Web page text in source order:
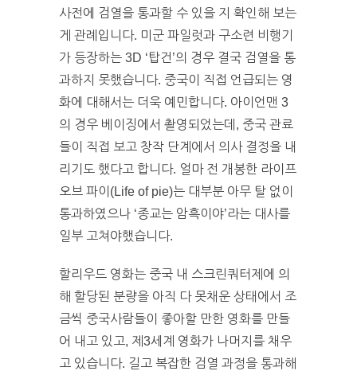
사전에 검열을 통과할 수 있을 지 확인해 보는
게 관례입니다. 미군 파일럿과 구소련 비행기
가 등장하는 3D ‘탑건’의 경우 결국 검열을 통
과하지 못했습니다. 중국이 직접 언급되는 영
화에 대해서는 더욱 예민합니다. 아이언맨 3
의 경우 베이징에서 촬영되었는데, 중국 관료
들이 직접 보고 창작 단계에서 의사 결정을 내
리기도 했다고 합니다. 얼마 전 개봉한 라이프
오브 파이(Life of pie)는 대부분 아무 탈 없이
통과하였으나 ‘종교는 암흑이야’라는 대사를
일부 고쳐야했습니다.
할리우드 영화는 중국 내 스크린쿼터제에 의
해 할당된 분량을 아직 다 못채운 상태에서 조
금씩 중국사람들이 좋아할 만한 영화를 만들
어 내고 있고, 제3세계 영화가 나머지를 채우
고 있습니다. 길고 복잡한 검열 과정을 통과해